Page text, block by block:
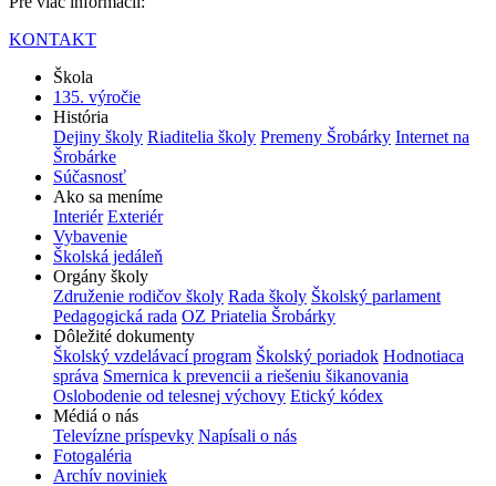
KONTAKT
Škola
135. výročie
História
Dejiny školy Riaditelia školy Premeny Šrobárky Internet na
Šrobárke
Súčasnosť
Ako sa meníme
Interiér Exteriér
Vybavenie
Školská jedáleň
Orgány školy
Združenie rodičov školy Rada školy Školský parlament
Pedagogická rada OZ Priatelia Šrobárky
Dôležité dokumenty
Školský vzdelávací program Školský poriadok Hodnotiaca
správa Smernica k prevencii a riešeniu šikanovania
Oslobodenie od telesnej výchovy Etický kódex
Médiá o nás
Televízne príspevky Napísali o nás
Fotogaléria
Archív noviniek